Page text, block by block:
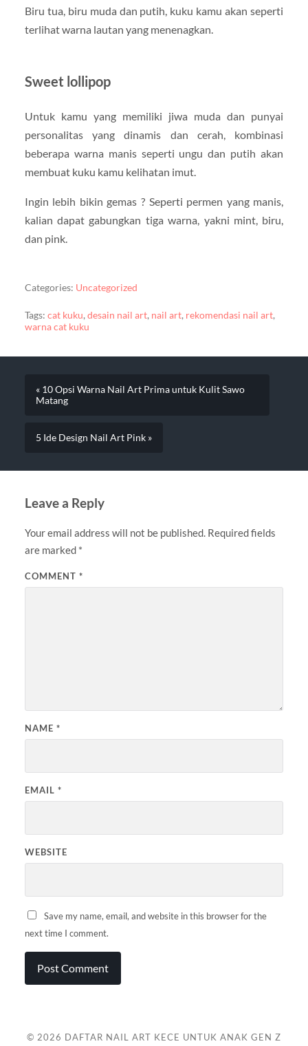
Biru tua, biru muda dan putih, kuku kamu akan seperti
terlihat warna lautan yang menenagkan.
Sweet lollipop
Untuk kamu yang memiliki jiwa muda dan punyai
personalitas yang dinamis dan cerah, kombinasi
beberapa warna manis seperti ungu dan putih akan
membuat kuku kamu kelihatan imut.
Ingin lebih bikin gemas ? Seperti permen yang manis,
kalian dapat gabungkan tiga warna, yakni mint, biru,
dan pink.
Categories: Uncategorized
Tags: cat kuku, desain nail art, nail art, rekomendasi nail art,
warna cat kuku
« 10 Opsi Warna Nail Art Prima untuk Kulit Sawo
Matang
5 Ide Design Nail Art Pink »
Leave a Reply
Your email address will not be published. Required fields
are marked *
COMMENT *
NAME *
EMAIL *
WEBSITE
Save my name, email, and website in this browser for the
next time I comment.
© 2026 DAFTAR NAIL ART KECE UNTUK ANAK GEN Z